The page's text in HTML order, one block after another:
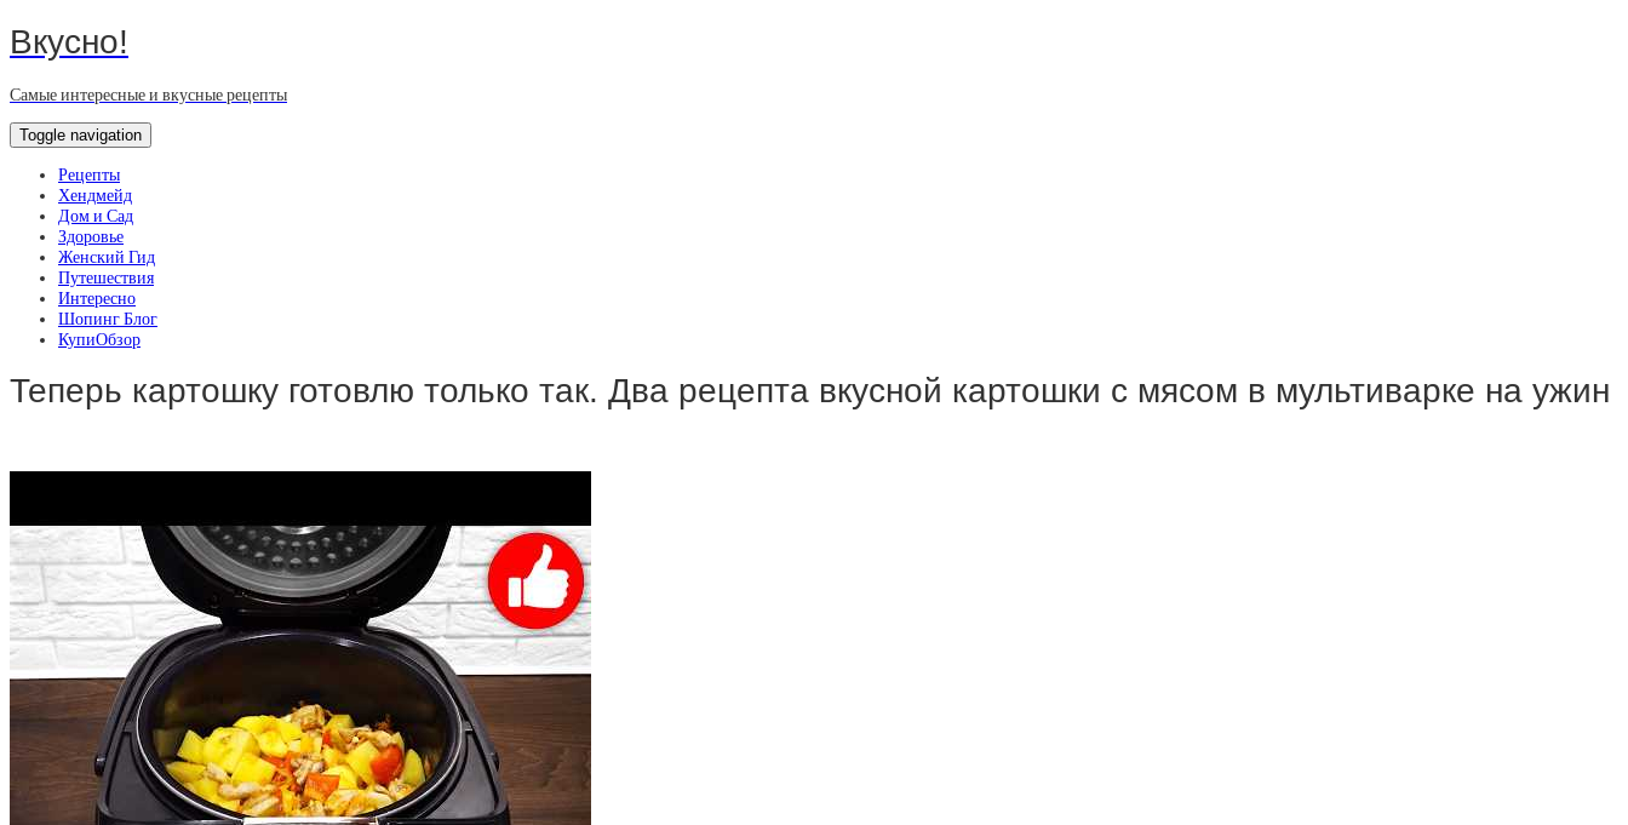
Вкусно!
Самые интересные и вкусные рецепты
Toggle navigation
Рецепты
Хендмейд
Дом и Сад
Здоровье
Женский Гид
Путешествия
Интересно
Шопинг Блог
КупиОбзор
Теперь картошку готовлю только так. Два рецепта вкусной картошки с мясом в мультиварке на ужин